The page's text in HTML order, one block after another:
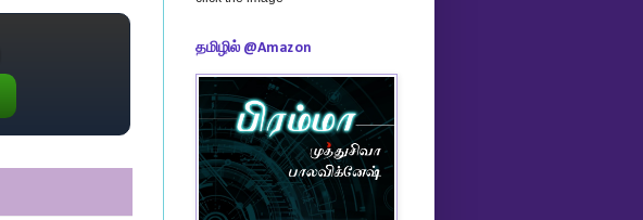
தமிழில் @Amazon